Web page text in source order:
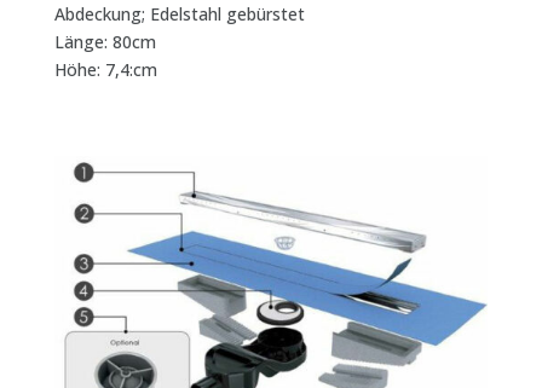
Abdeckung; Edelstahl gebürstet
Länge: 80cm
Höhe: 7,4:cm